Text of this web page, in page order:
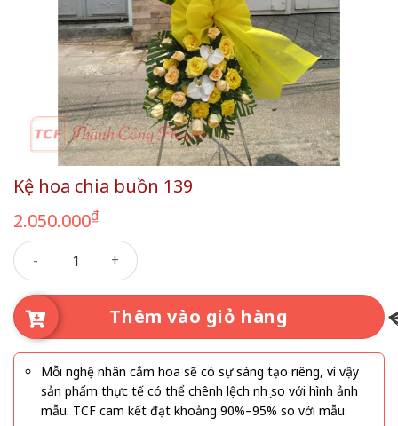
Kệ hoa chia buồn 139
2.050.000₫
Kệ hoa chia buồn 139 số lượng
Thêm vào giỏ hàng
Mỗi nghệ nhân cắm hoa sẽ có sự sáng tạo riêng, vì vậy
sản phẩm thực tế có thể chênh lệch nhẹ so với hình ảnh
mẫu. TCF cam kết đạt khoảng 90%–95% so với mẫu.